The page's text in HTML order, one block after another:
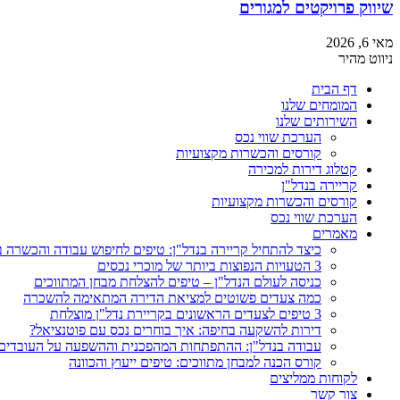
שיווק פרויקטים למגורים
מאי 6, 2026
ניווט מהיר
דף הבית
המומחים שלנו
השירותים שלנו
הערכת שווי נכס
קורסים והכשרות מקצועיות
קטלוג דירות למכירה
קריירה בנדל"ן
קורסים והכשרות מקצועיות
הערכת שווי נכס
מאמרים
כיצד להתחיל קריירה בנדל"ן: טיפים לחיפוש עבודה והכשרה
3 הטעויות הנפוצות ביותר של מוכרי נכסים
כניסה לעולם הנדל"ן – טיפים להצלחת מבחן המתווכים
כמה צעדים פשוטים למציאת הדירה המתאימה להשכרה
3 טיפים לצעדים הראשונים בקריירת נדל"ן מוצלחת
דירות להשקעה בחיפה: איך בוחרים נכס עם פוטנציאל?
עבודה בנדל"ן: ההתפתחות המהפכנית וההשפעה על
קורס הכנה למבחן מתווכים: טיפים ייעוץ והכוונה
לקוחות ממליצים
צור קשר